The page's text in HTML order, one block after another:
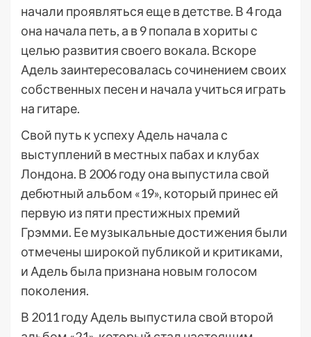
начали проявляться еще в детстве. В 4 года
она начала петь, а в 9 попала в хориты с
целью развития своего вокала. Вскоре
Адель заинтересовалась сочинением своих
собственных песен и начала учиться играть
на гитаре.
Свой путь к успеху Адель начала с
выступлений в местных пабах и клубах
Лондона. В 2006 году она выпустила свой
дебютный альбом «19», который принес ей
первую из пяти престижных премий
Грэмми. Ее музыкальные достижения были
отмечены широкой публикой и критиками,
и Адель была признана новым голосом
поколения.
В 2011 году Адель выпустила свой второй